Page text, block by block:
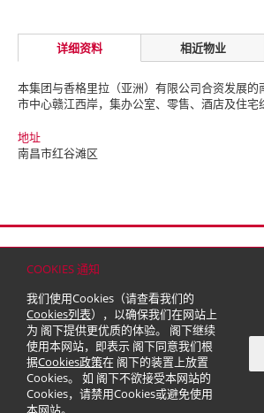
COOKIES 通知
我们使用Cookies（请查看我们的
Cookies列表），以确保我们在网站上
为 阁下提供更优质的体验。 阁下继续
使用本网站，即表示 阁下同意我们根
据Cookies政策在 阁下的装置上放置
Cookies。 如 阁下不欲接受本网站的
Cookies，请禁用Cookies或避免使用
本网站。
详细资料 相近物业
本集团与香格里拉（亚洲）有限公司合资发展的
市中心赣江西岸，集办公室、零售、酒店及住宅
地址
南昌市红谷滩区
© 2026 嘉里建设有限公司 (于百慕达注册成立之有限公司)